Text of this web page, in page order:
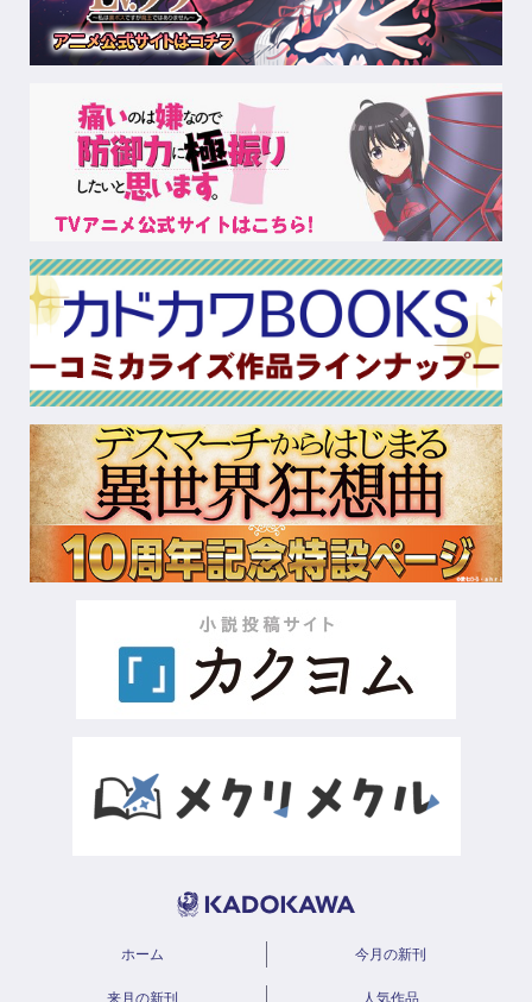
ホーム 今月の新刊
来月の新刊 人気作品